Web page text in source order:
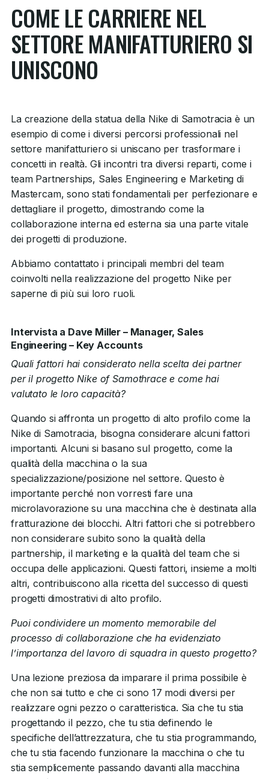
COME LE CARRIERE NEL
SETTORE MANIFATTURIERO SI
UNISCONO
La creazione della statua della Nike di Samotracia è un
esempio di come i diversi percorsi professionali nel
settore manifatturiero si uniscano per trasformare i
concetti in realtà. Gli incontri tra diversi reparti, come i
team Partnerships, Sales Engineering e Marketing di
Mastercam, sono stati fondamentali per perfezionare e
dettagliare il progetto, dimostrando come la
collaborazione interna ed esterna sia una parte vitale
dei progetti di produzione.
Abbiamo contattato i principali membri del team
coinvolti nella realizzazione del progetto Nike per
saperne di più sui loro ruoli.
Intervista a Dave Miller – Manager, Sales
Engineering – Key Accounts
Quali fattori hai considerato nella scelta dei partner
per il progetto Nike of Samothrace e come hai
valutato le loro capacità?
Quando si affronta un progetto di alto profilo come la
Nike di Samotracia, bisogna considerare alcuni fattori
importanti. Alcuni si basano sul progetto, come la
qualità della macchina o la sua
specializzazione/posizione nel settore. Questo è
importante perché non vorresti fare una
microlavorazione su una macchina che è destinata alla
fratturazione dei blocchi. Altri fattori che si potrebbero
non considerare subito sono la qualità della
partnership, il marketing e la qualità del team che si
occupa delle applicazioni. Questi fattori, insieme a molti
altri, contribuiscono alla ricetta del successo di questi
progetti dimostrativi di alto profilo.
Puoi condividere un momento memorabile del
processo di collaborazione che ha evidenziato
l’importanza del lavoro di squadra in questo progetto?
Una lezione preziosa da imparare il prima possibile è
che non sai tutto e che ci sono 17 modi diversi per
realizzare ogni pezzo o caratteristica. Sia che tu stia
progettando il pezzo, che tu stia definendo le
specifiche dell’attrezzatura, che tu stia programmando,
che tu stia facendo funzionare la macchina o che tu
stia semplicemente passando davanti alla macchina